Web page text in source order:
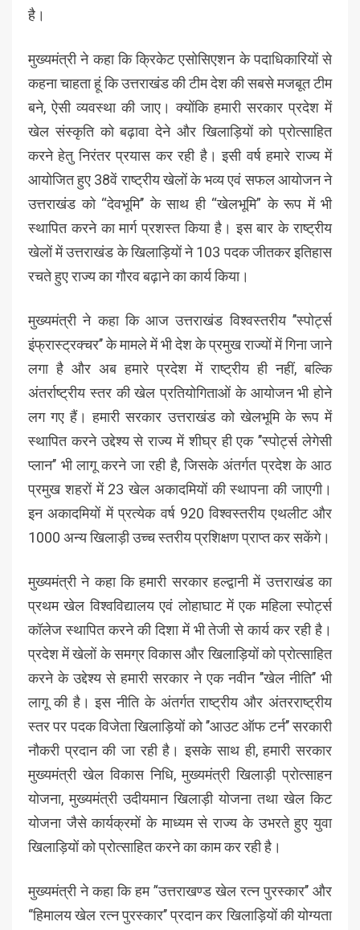
है।
मुख्यमंत्री ने कहा कि क्रिकेट एसोसिएशन के पदाधिकारियों से
कहना चाहता हूं कि उत्तराखंड की टीम देश की सबसे मजबूत टीम
बने, ऐसी व्यवस्था की जाए। क्योंकि हमारी सरकार प्रदेश में
खेल संस्कृति को बढ़ावा देने और खिलाड़ियों को प्रोत्साहित
करने हेतु निरंतर प्रयास कर रही है। इसी वर्ष हमारे राज्य में
आयोजित हुए 38वें राष्ट्रीय खेलों के भव्य एवं सफल आयोजन ने
उत्तराखंड को “देवभूमि’’ के साथ ही “खेलभूमि” के रूप में भी
स्थापित करने का मार्ग प्रशस्त किया है। इस बार के राष्ट्रीय
खेलों में उत्तराखंड के खिलाड़ियों ने 103 पदक जीतकर इतिहास
रचते हुए राज्य का गौरव बढ़ाने का कार्य किया।
मुख्यमंत्री ने कहा कि आज उत्तराखंड विश्वस्तरीय ’’स्पोर्ट्स
इंफ्रास्ट्रक्चर’’ के मामले में भी देश के प्रमुख राज्यों में गिना जाने
लगा है और अब हमारे प्रदेश में राष्ट्रीय ही नहीं, बल्कि
अंतर्राष्ट्रीय स्तर की खेल प्रतियोगिताओं के आयोजन भी होने
लग गए हैं। हमारी सरकार उत्तराखंड को खेलभूमि के रूप में
स्थापित करने उद्देश्य से राज्य में शीघ्र ही एक ’’स्पोर्ट्स लेगेसी
प्लान’’ भी लागू करने जा रही है, जिसके अंतर्गत प्रदेश के आठ
प्रमुख शहरों में 23 खेल अकादमियों की स्थापना की जाएगी।
इन अकादमियों में प्रत्येक वर्ष 920 विश्वस्तरीय एथलीट और
1000 अन्य खिलाड़ी उच्च स्तरीय प्रशिक्षण प्राप्त कर सकेंगे।
मुख्यमंत्री ने कहा कि हमारी सरकार हल्द्वानी में उत्तराखंड का
प्रथम खेल विश्वविद्यालय एवं लोहाघाट में एक महिला स्पोर्ट्स
कॉलेज स्थापित करने की दिशा में भी तेजी से कार्य कर रही है।
प्रदेश में खेलों के समग्र विकास और खिलाड़ियों को प्रोत्साहित
करने के उद्देश्य से हमारी सरकार ने एक नवीन ’’खेल नीति’’ भी
लागू की है। इस नीति के अंतर्गत राष्ट्रीय और अंतरराष्ट्रीय
स्तर पर पदक विजेता खिलाड़ियों को ’’आउट ऑफ टर्न’’ सरकारी
नौकरी प्रदान की जा रही है। इसके साथ ही, हमारी सरकार
मुख्यमंत्री खेल विकास निधि, मुख्यमंत्री खिलाड़ी प्रोत्साहन
योजना, मुख्यमंत्री उदीयमान खिलाड़ी योजना तथा खेल किट
योजना जैसे कार्यक्रमों के माध्यम से राज्य के उभरते हुए युवा
खिलाड़ियों को प्रोत्साहित करने का काम कर रही है।
मुख्यमंत्री ने कहा कि हम ’‘उत्तराखण्ड खेल रत्न पुरस्कार’’ और
‘’हिमालय खेल रत्न पुरस्कार’’ प्रदान कर खिलाड़ियों की योग्यता